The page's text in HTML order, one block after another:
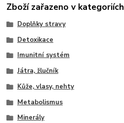
Zboží zařazeno v kategoriích
Doplňky stravy
Detoxikace
Imunitní systém
Játra, žlučník
Kůže, vlasy, nehty
Metabolismus
Minerály